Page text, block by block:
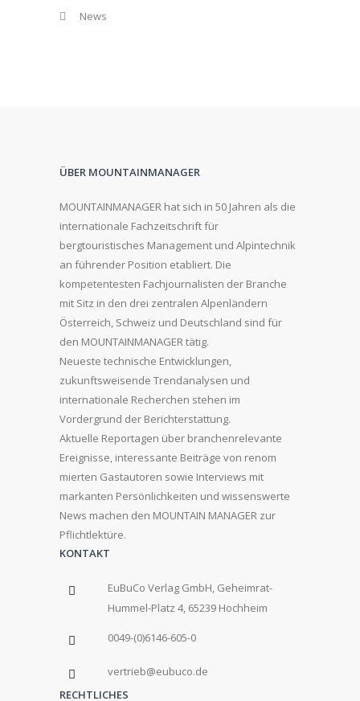
News
ÜBER MOUNTAINMANAGER
MOUNTAINMANAGER hat sich in 50 Jahren als die
internationale Fachzeitschrift für
bergtouristisches Management und Alpintechnik
an führender Position etabliert. Die
kompetentesten Fachjournalisten der Branche
mit Sitz in den drei zentralen Alpenländern
Österreich, Schweiz und Deutschland sind für
den MOUNTAINMANAGER tätig.
Neueste technische Entwicklungen,
zukunftsweisende Trendanalysen und
internationale Recherchen stehen im
Vordergrund der Berichterstattung.
Aktuelle Reportagen über branchenrelevante
Ereignisse, interessante Beiträge von renom
mierten Gastautoren sowie Interviews mit
markanten Persönlichkeiten und wissenswerte
News machen den MOUNTAIN MANAGER zur
Pflichtlektüre.
KONTAKT
EuBuCo Verlag GmbH, Geheimrat-
Hummel-Platz 4, 65239 Hochheim
0049-(0)6146-605-0
vertrieb@eubuco.de
RECHTLICHES